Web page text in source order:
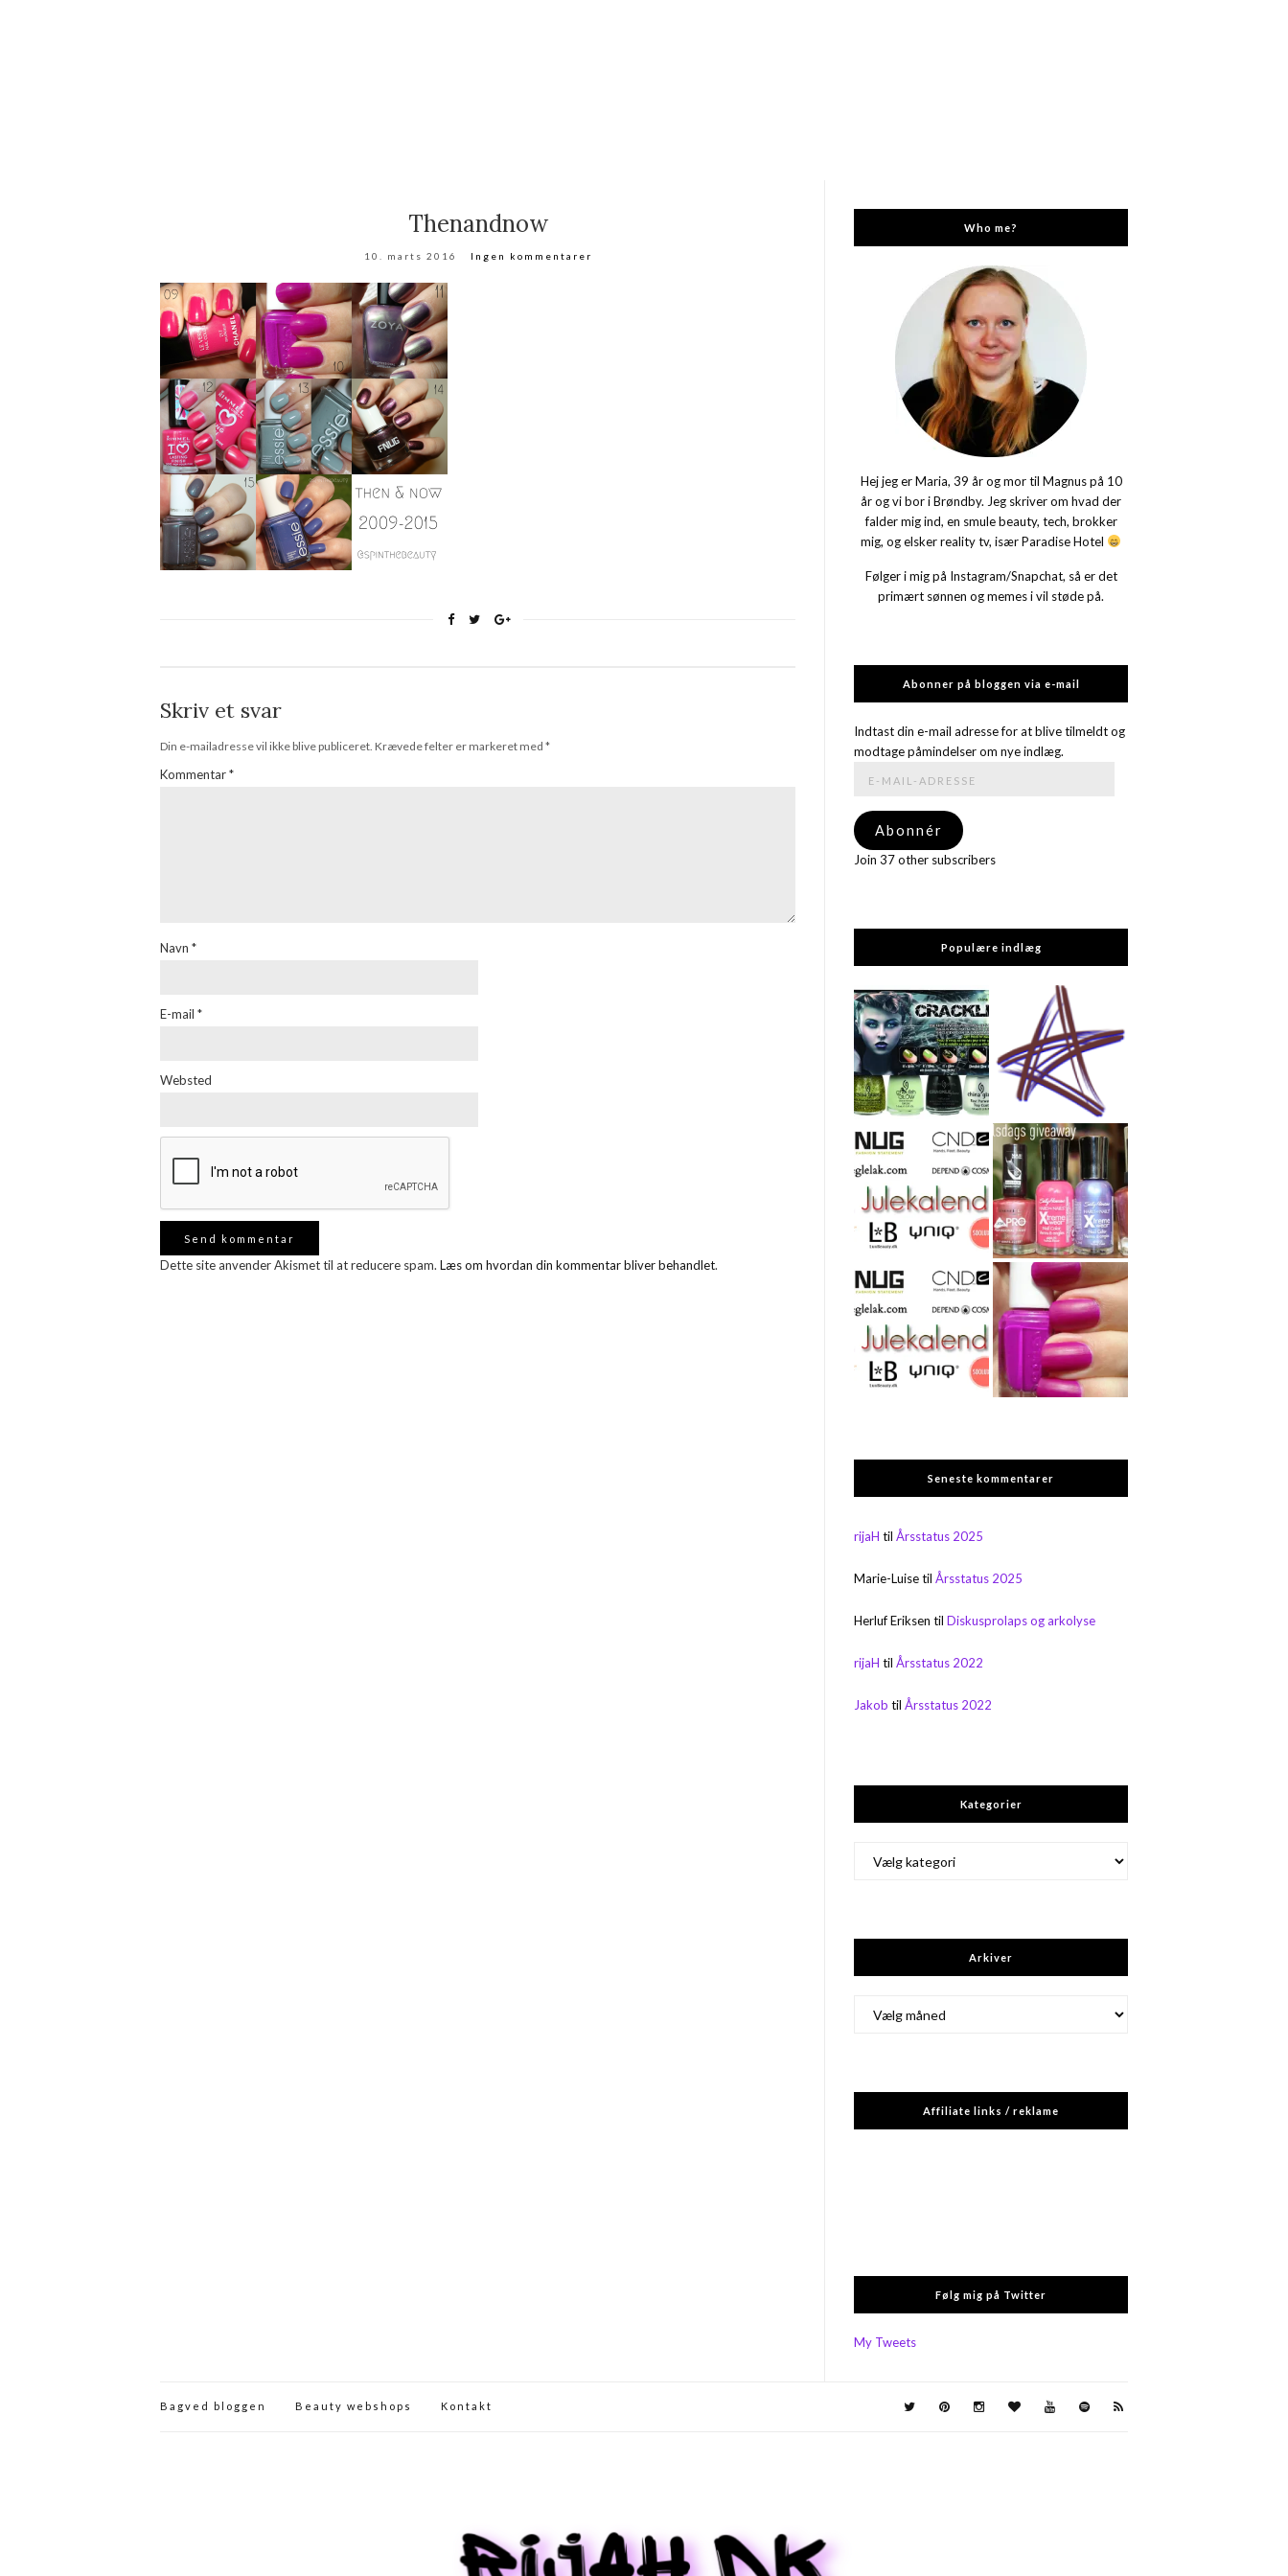
Thenandnow
10. marts 2016 Ingen kommentarer
Skriv et svar
Din e-mailadresse vil ikke blive publiceret. Krævede felter er markeret med *
Kommentar*
Navn *
E-mail *
Websted
Dette site anvender Akismet til at reducere spam. Læs om hvordan din kommentar bliver behandlet.
Who me?
Hej jeg er Maria, 39 år og mor til Magnus på 10
år og vi bor i Brøndby. Jeg skriver om hvad der
falder mig ind, en smule beauty, tech, brokker
mig, og elsker reality tv, især Paradise Hotel
Følger i mig på Instagram/Snapchat, så er det
primært sønnen og memes i vil støde på.
Abonner på bloggen via e-mail
Indtast din e-mail adresse for at blive tilmeldt og
modtage påmindelser om nye indlæg.
adresse
Abonnér
Join 37 other subscribers
Populære indlæg
Seneste kommentarer
rijaH tilÅrsstatus 2025
Marie-LuisetilÅrsstatus 2025
Herluf Eriksen tilDiskusprolaps og arkolyse
rijaH tilÅrsstatus 2022
Jakob tilÅrsstatus 2022
Kategorier
Arkiver
Affiliate links / reklame
Følg mig på Twitter
My Tweets
Bagved bloggen Beauty webshops Kontakt